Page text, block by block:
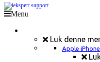
Menu
Luk denne
Apple iPhone